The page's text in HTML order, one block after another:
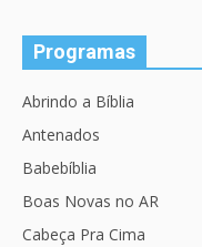
Programas
Abrindo a Bíblia
Antenados
Babebíblia
Boas Novas no AR
Cabeça Pra Cima